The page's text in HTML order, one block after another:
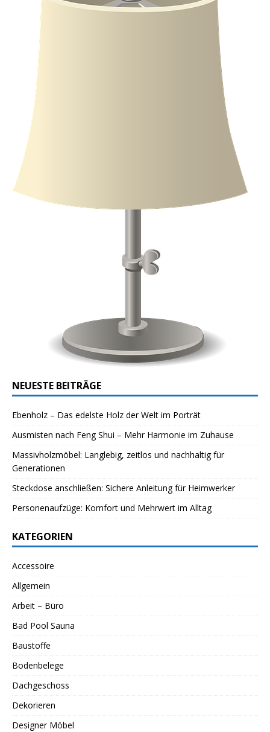
NEUESTE BEITRÄGE
Ebenholz – Das edelste Holz der Welt im Porträt
Ausmisten nach Feng Shui – Mehr Harmonie im Zuhause
Massivholzmöbel: Langlebig, zeitlos und nachhaltig für
Generationen
Steckdose anschließen: Sichere Anleitung für Heimwerker
Personenaufzüge: Komfort und Mehrwert im Alltag
KATEGORIEN
Accessoire
Allgemein
Arbeit – Büro
Bad Pool Sauna
Baustoffe
Bodenbelege
Dachgeschoss
Dekorieren
Designer Möbel